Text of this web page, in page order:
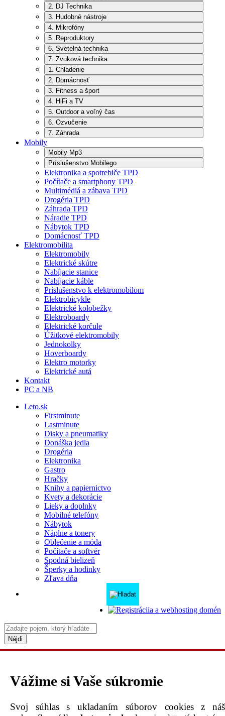
2. DJ Technika
3. Hudobné nástroje
4. Mikrofóny
5. Reproduktory
6. Svetelná technika
7. Zvuková technika
1. Chladenie
2. Domácnosť
3. Fitness a šport
4. HiFi a TV
5. Outdoor a voľný čas
6. Ozvučenie
7. Záhrada
Mobily
Mobily Mp3
Príslušenstvo Mobilego
Elektronika a spotrebiče TPD
Počítače a smartphony TPD
Multimédiá a zábava TPD
Drogéria TPD
Záhrada TPD
Náradie TPD
Nábytok TPD
Domácnosť TPD
Elektromobilita
Elektromobily
Elektrické skútre
Nabíjacie stanice
Nabíjacie káble
Príslušenstvo k elektromobilom
Elektrobicykle
Elektrické kolobežky
Elektroboardy
Elektrické korčule
Úžitkové elektromobily
Jednokolky
Hoverboardy
Elektro motorky
Elektrické autá
Kontakt
PC a NB
Leto.sk
Firstminute
Lastminute
Disky a pneumatiky
Donáška jedla
Drogéria
Elektronika
Gastro
Hračky
Knihy a papiernictvo
Kvety a dekorácie
Lieky a doplnky
Mobilné telefóny
Nábytok
Náplne a tonery
Oblečenie a móda
Počítače a softvér
Spodná bielizeň
Šperky a hodinky
Zľava dňa
Nájdi
Elektronika
Vážime si Vaše súkromie
Svoj súhlas s ukladaním súborov cookies z